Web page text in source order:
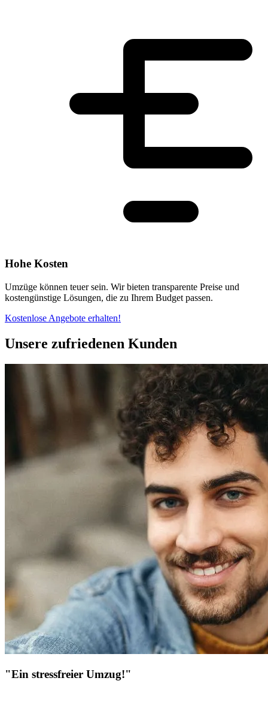
Hohe Kosten
Umzüge können teuer sein. Wir bieten transparente Preise und
kostengünstige Lösungen, die zu Ihrem Budget passen.
Kostenlose Angebote erhalten!
Unsere zufriedenen Kunden
"Ein stressfreier Umzug!"